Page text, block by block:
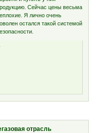
Сейчас цены весьма
Я лично очень
остался такой системой
отрасль